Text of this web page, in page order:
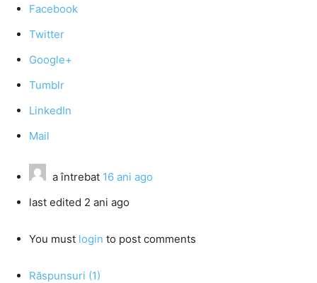
Facebook
Twitter
Google+
Tumblr
LinkedIn
Mail
a întrebat 16 ani ago
last edited 2 ani ago
You must login to post comments
Răspunsuri (1)